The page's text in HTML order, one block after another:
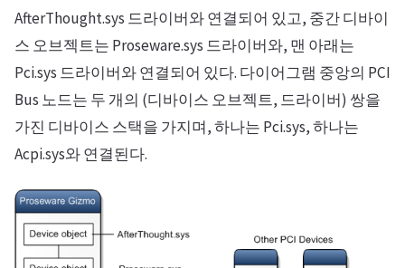
AfterThought.sys 드라이버와 연결되어 있고, 중간 디바이
스 오브젝트는 Proseware.sys 드라이버와, 맨 아래는
Pci.sys 드라이버와 연결되어 있다. 다이어그램 중앙의 PCI
Bus 노드는 두 개의 (디바이스 오브젝트, 드라이버) 쌍을
가진 디바이스 스택을 가지며, 하나는 Pci.sys, 하나는
Acpi.sys와 연결된다.